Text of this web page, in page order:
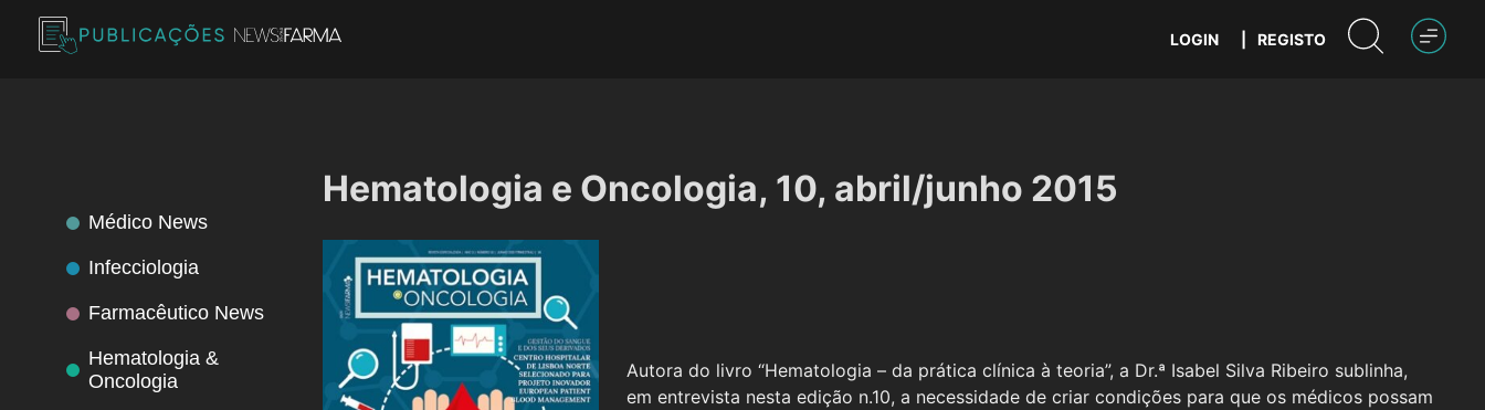
LOGIN REGISTO
Médico News
Infecciologia
Farmacêutico News
Hematologia &
Oncologia
Hematologia e Oncologia, 10, abril/junho 2015
Autora do livro “Hematologia – da prática clínica à teoria”, a Dr.ª Isabel Silva Ribeiro sublinha,
em entrevista nesta edição n.10, a necessidade de criar condições para que os médicos possam